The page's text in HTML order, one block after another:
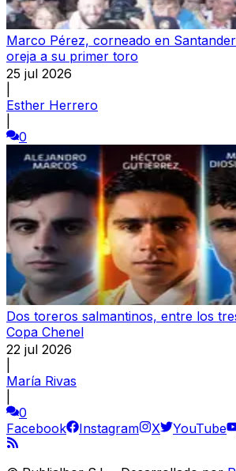
Marco Pérez, corneado en
oreja a su primer toro
25 jul 2026
Esther Herrero
0
Dos toreros salmantinos, entre los
Copa Chenel
22 jul 2026
María Rivas
0
Facebook
Instagram X YouTube